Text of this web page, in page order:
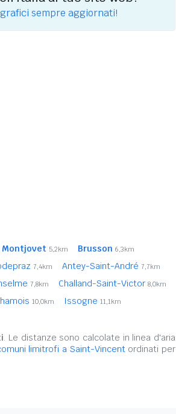
sempre aggiornati!
Montjovet 5,2km Brusson 6,3km
7,4km Antey-Saint-André 7,7km
7,8km Challand-Saint-Victor 8,0km
10,0km Issogne 11,1km
. Le distanze sono calcolate in linea d'aria
limitrofi a Saint-Vincentordinati per